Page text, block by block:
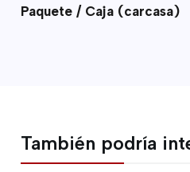
Paquete / Caja (carcasa)
También podría